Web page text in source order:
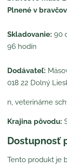
Plnené v
Skladovanie: 90
96 hodín
Dodávateľ:
018 22 Dolný
n, veterinárne
Krajina pôvodu:
Dostupnosť
Tento produkt je